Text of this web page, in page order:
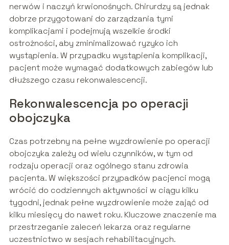
nerwów i naczyń krwionośnych. Chirurdzy są jednak
dobrze przygotowani do zarządzania tymi
komplikacjami i podejmują wszelkie środki
ostrożności, aby zminimalizować ryzyko ich
wystąpienia. W przypadku wystąpienia komplikacji,
pacjent może wymagać dodatkowych zabiegów lub
dłuższego czasu rekonwalescencji.
Rekonwalescencja po operacji
obojczyka
Czas potrzebny na pełne wyzdrowienie po operacji
obojczyka zależy od wielu czynników, w tym od
rodzaju operacji oraz ogólnego stanu zdrowia
pacjenta. W większości przypadków pacjenci mogą
wrócić do codziennych aktywności w ciągu kilku
tygodni, jednak pełne wyzdrowienie może zająć od
kilku miesięcy do nawet roku. Kluczowe znaczenie ma
przestrzeganie zaleceń lekarza oraz regularne
uczestnictwo w sesjach rehabilitacyjnych.